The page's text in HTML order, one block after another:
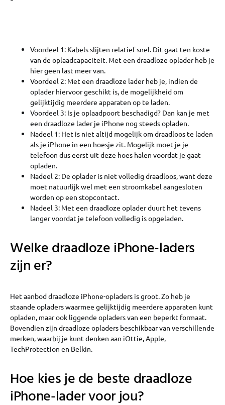
Voordeel 1: Kabels slijten relatief snel. Dit gaat ten koste
van de oplaadcapaciteit. Met een draadloze oplader heb je
hier geen last meer van.
Voordeel 2: Met een draadloze lader heb je, indien de
oplader hiervoor geschikt is, de mogelijkheid om
gelijktijdig meerdere apparaten op te laden.
Voordeel 3: Is je oplaadpoort beschadigd? Dan kan je met
een draadloze lader je iPhone nog steeds opladen.
Nadeel 1: Het is niet altijd mogelijk om draadloos te laden
als je iPhone in een hoesje zit. Mogelijk moet je je
telefoon dus eerst uit deze hoes halen voordat je gaat
opladen.
Nadeel 2: De oplader is niet volledig draadloos, want deze
moet natuurlijk wel met een stroomkabel aangesloten
worden op een stopcontact.
Nadeel 3: Met een draadloze oplader duurt het tevens
langer voordat je telefoon volledig is opgeladen.
Welke draadloze iPhone-laders
zijn er?
Het aanbod draadloze iPhone-opladers is groot. Zo heb je
staande opladers waarmee gelijktijdig meerdere apparaten kunt
opladen, maar ook liggende opladers van een beperkt formaat.
Bovendien zijn draadloze opladers beschikbaar van verschillende
merken, waarbij je kunt denken aan iOttie, Apple,
TechProtection en Belkin.
Hoe kies je de beste draadloze
iPhone-lader voor jou?